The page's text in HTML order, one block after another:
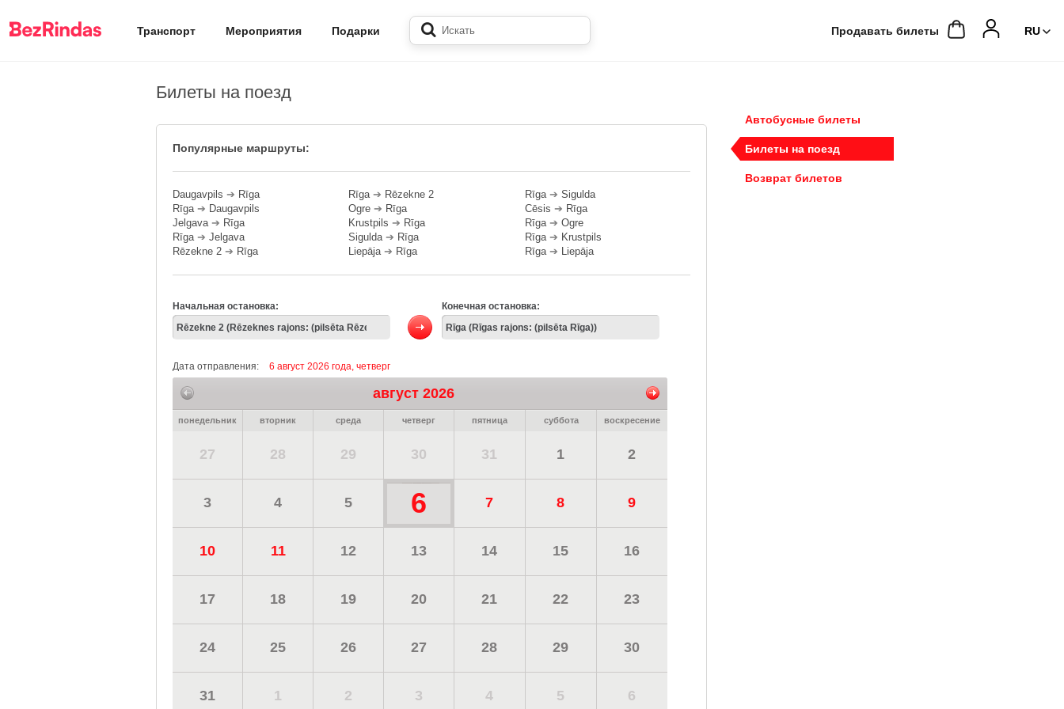
Транспорт Мероприятия Подарки Продавать билеты
Билеты на поезд
Популярные маршруты:
Daugavpils ➔ Rīga
Rīga➔ Daugavpils
Jelgava➔ Rīga
Rīga➔ Jelgava
Rēzekne 2 ➔ Rīga
Rīga➔ Rēzekne 2
Ogre ➔ Rīga
Krustpils ➔ Rīga
Sigulda➔ Rīga
Liepāja➔ Rīga
Rīga➔ Sigulda
Cēsis ➔ Rīga
Rīga➔ Ogre
Rīga➔ Krustpils
Rīga➔ Liepāja
Начальная остановка: Конечная остановка:
Дата отправления: 6 август 2026 года, четверг
август 2026
понедельник вторник среда четверг пятница суббота воскресение
27 28 29 30 31 1 2
3 4 5 6 7 8 9
10 11 12 13 14 15 16
17 18 19 20 21 22 23
24 25 26 27 28 29 30
31 1 2 3 4 5 6
Автобусные билеты
Билеты на поезд
Возврат билетов